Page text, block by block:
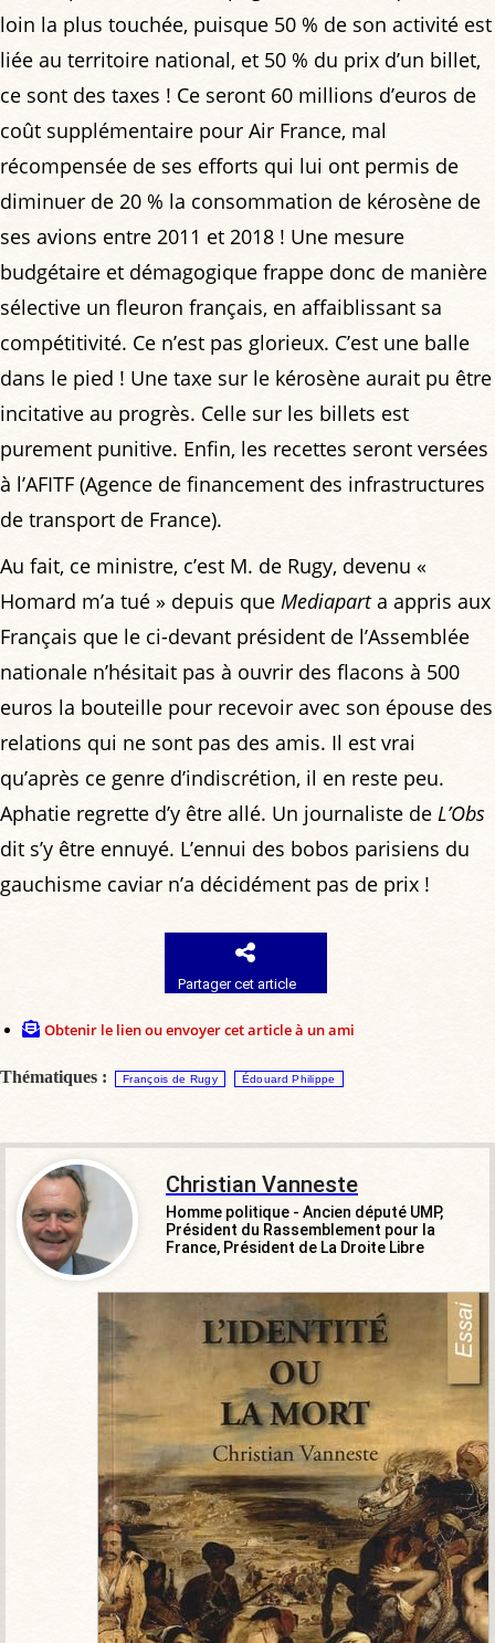
loin la plus touchée, puisque 50 % de son activité est
liée au territoire national, et 50 % du prix d’un billet,
ce sont des taxes ! Ce seront 60 millions d’euros de
coût supplémentaire pour Air France, mal
récompensée de ses efforts qui lui ont permis de
diminuer de 20 % la consommation de kérosène de
ses avions entre 2011 et 2018 ! Une mesure
budgétaire et démagogique frappe donc de manière
sélective un fleuron français, en affaiblissant sa
compétitivité. Ce n’est pas glorieux. C’est une balle
dans le pied ! Une taxe sur le kérosène aurait pu être
incitative au progrès. Celle sur les billets est
purement punitive. Enfin, les recettes seront versées
à l’AFITF (Agence de financement des infrastructures
de transport de France).
Au fait, ce ministre, c’est M. de Rugy, devenu «
Homard m’a tué » depuis que Mediaparta appris aux
Français que le ci-devant président de l’Assemblée
nationale n’hésitait pas à ouvrir des flacons à 500
euros la bouteille pour recevoir avec son épouse des
relations qui ne sont pas des amis. Il est vrai
qu’après ce genre d’indiscrétion, il en reste peu.
Aphatie regrette d’y être allé. Un journaliste de L’Obs
dit s’y être ennuyé. L’ennui des bobos parisiens du
gauchisme caviar n’a décidément pas de prix !
Partager cet article
Obtenir le lien ou envoyer cet article à un ami
Thématiques : François de Rugy Édouard Philippe
Christian Vanneste
Homme politique - Ancien député UMP,
Président du Rassemblement pour la
France, Président de La Droite Libre